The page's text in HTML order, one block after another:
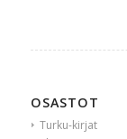
OSASTOT
Turku-kirjat